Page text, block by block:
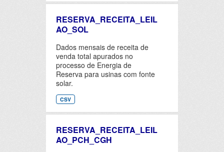
RESERVA_RECEITA_LEIL
AO_SOL
Dados mensais de receita de
venda total apurados no
processo de Energia de
Reserva para usinas com fonte
solar.
CSV
RESERVA_RECEITA_LEIL
AO_PCH_CGH